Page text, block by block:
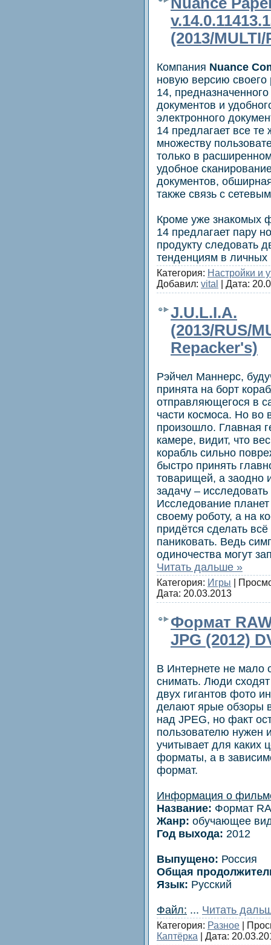
(2013/
Компания Nuance
новую версию
14,
документов и
электронного
14 предлагает все
множеству
только в
удобное
документов,
также связь с
Кроме уже знакомых
14 предлагает пару
продукту следовать
тенденциям в личных
Категория: Настройки и
Добавил: vital | Дата:
J.U.L.I.A.
(2013/RUS/
Repacker's)
Рэйчел Маннерс,
принята на борт
отправляющегося в
части космоса. Но во
произошло. Главная
камере, видит, что
корабль сильно
быстро принять
товарищей, а заодно
задачу –
Исследование
своему роботу, а на
придётся сделать
паниковать. Ведь
одиночества могут
Читать дальше »
Категория: Игры |
Дата: 20.03.2013
Формат
JPG (2012)
В Интернете не мало
снимать. Люди сходят
двух гигантов фото
делают ярые обзоры
над JPEG, но факт
пользователю нужен
учитывает для каких
форматы, а в
формат.
Информация о
Название: Формат
Жанр: обучающее
Год выхода: 2012
Выпущено: Россия
Общая
Язык: Русский
Файл: ... Читать
Категория: Разное |
Каптёрка | Дата: